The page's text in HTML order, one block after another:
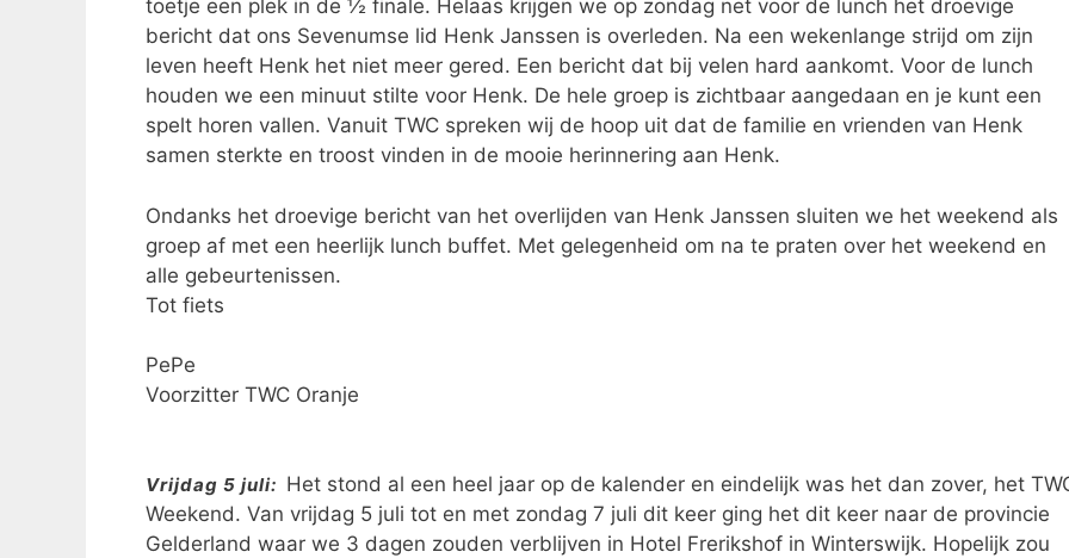
toetje een plek in de ½ finale. Helaas krijgen we op zondag net voor de lunch het droevige
bericht dat ons Sevenumse lid Henk Janssen is overleden. Na een wekenlange strijd om zijn
leven heeft Henk het niet meer gered. Een bericht dat bij velen hard aankomt. Voor de lunch
houden we een minuut stilte voor Henk. De hele groep is zichtbaar aangedaan en je kunt een
spelt horen vallen. Vanuit TWC spreken wij de hoop uit dat de familie en vrienden van Henk
samen sterkte en troost vinden in de mooie herinnering aan Henk.
Ondanks het droevige bericht van het overlijden van Henk Janssen sluiten we het weekend als
groep af met een heerlijk lunch buffet. Met gelegenheid om na te praten over het weekend en
alle gebeurtenissen.
Tot fiets
PePe
Voorzitter TWC Oranje
Vrijdag 5 juli: Het stond al een heel jaar op de kalender en eindelijk was het dan zover, het
Weekend. Van vrijdag 5 juli tot en met zondag 7 juli dit keer ging het dit keer naar de provincie
Gelderland waar we 3 dagen zouden verblijven in Hotel Frerikshof in Winterswijk. Hopelijk zou